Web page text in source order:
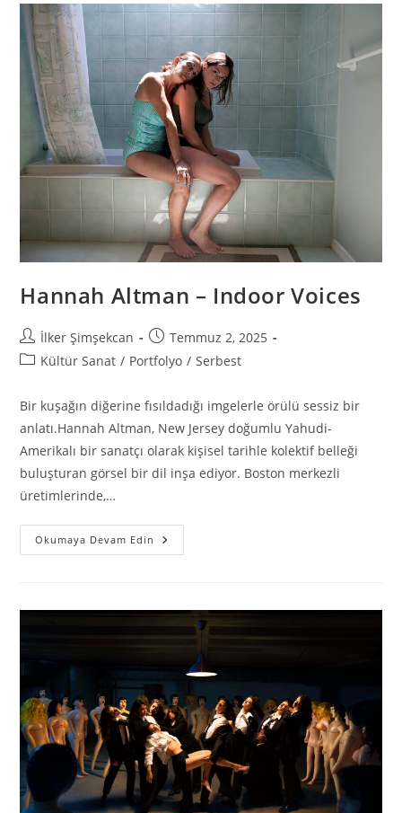
Hannah Altman – Indoor Voices
İlker Şimşekcan
Temmuz 2, 2025
Kültür Sanat / Portfolyo / Serbest
Bir kuşağın diğerine fısıldadığı imgelerle örülü sessiz bir
anlatı.Hannah Altman, New Jersey doğumlu Yahudi-
Amerikalı bir sanatçı olarak kişisel tarihle kolektif belleği
buluşturan görsel bir dil inşa ediyor. Boston merkezli
üretimlerinde,…
Okumaya Devam Edin